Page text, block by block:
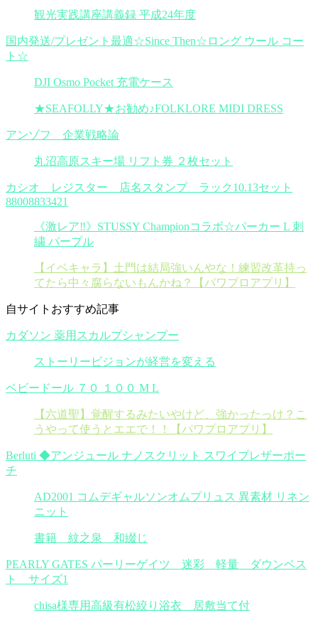
観光実践講座講義録 平成24年度
国内発送/プレゼント最適☆Since Then☆ロング ウール コー
ト☆
DJI Osmo Pocket 充電ケース
★SEAFOLLY★お勧め♪FOLKLORE MIDI DRESS
アンゾフ 企業戦略論
丸沼高原スキー場 リフト券 ２枚セット
カシオ レジスター 店名スタンプ ラック10.13セット
88008833421
《激レア‼︎》STUSSY Championコラボ☆パーカー L 刺
繍 パープル
【イベキャラ】土門は結局強いんやな！練習改革持っ
てたら中々腐らないもんかね？【パワプロアプリ】
自サイトおすすめ記事
カダソン 薬用スカルプシャンプー
ストーリービジョンが経営を変える
ベビードール ７０ １００ M L
【六道聖】覚醒するみたいやけど、強かったっけ？こ
うやって使うとエエで！！【パワプロアプリ】
Berluti ◆アンジュール ナノスクリット スワイプレザーポー
チ
AD2001 コムデギャルソンオムプリュス 異素材 リネン
ニット
書籍 紋之泉 和綴じ
PEARLY GATES パーリーゲイツ 迷彩 軽量 ダウンベス
ト サイズ1
chisa様専用高級有松絞り浴衣 居敷当て付